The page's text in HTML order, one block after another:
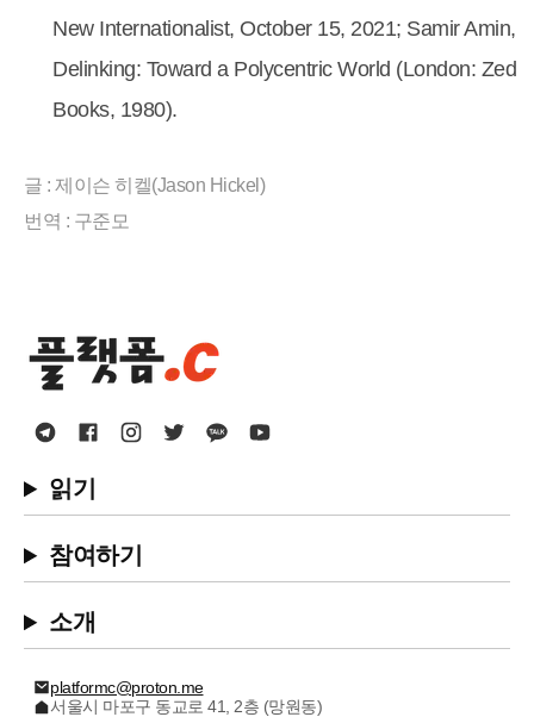
New Internationalist, October 15, 2021; Samir Amin,
Delinking: Toward a Polycentric World (London: Zed
Books, 1980).
글 : 제이슨 히켈(Jason Hickel)
번역 : 구준모
읽기
참여하기
소개
platformc@proton.me
서울시 마포구 동교로 41, 2층 (망원동)